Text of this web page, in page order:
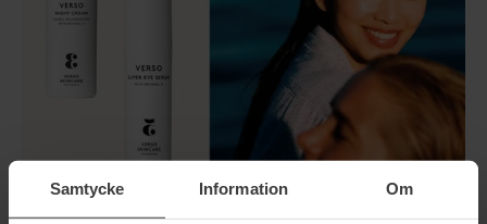
Samtycke Information Om